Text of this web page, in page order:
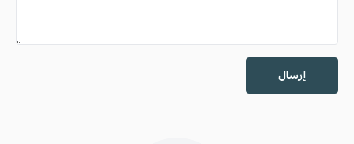
إرسال